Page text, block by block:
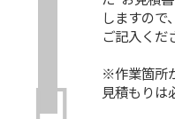
しますので
ご記入くだ
※作業箇所
見積もりは